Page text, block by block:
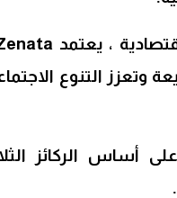
وتعزز التنوع
أساس الركائز